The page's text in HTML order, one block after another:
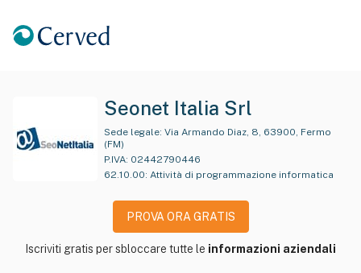
Seonet Italia Srl
Sede legale:
(FM)
P.IVA: 02442790446
62.10.00: Attività di programmazione informatica
PROVA ORA GRATIS
Iscriviti gratis per sbloccare tutte le informazioni aziendali